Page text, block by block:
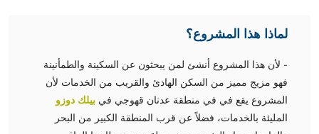
لماذا هذا المشروع؟
- لأن هذا المشروع أنشئ لمن يبحثون عن السكينة والطمأنينة
فهو مزيج مميز من السكن الهادئ والقريب من الخدمات لأن
المشروع يقع في في منطقة عدنان قهوجي في بيلك دوزو
المليئة بالخدمات، فضلاً عن قرب المنطقة الكبير من البحر